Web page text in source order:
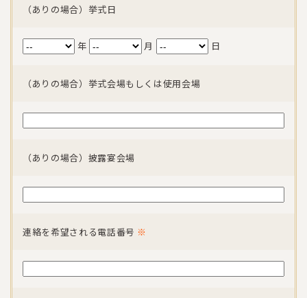
（ありの場合）挙式日
年 月 日
（ありの場合）挙式会場もしくは使用会場
（ありの場合）披露宴会場
連絡を希望される電話番号 ※